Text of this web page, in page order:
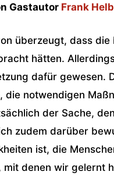
Gastautor Frank
überzeugt, dass
hätten.
dafür gewesen.
die notwendigen
der Sache,
zudem darüber
ist, die
mit denen wir gelernt